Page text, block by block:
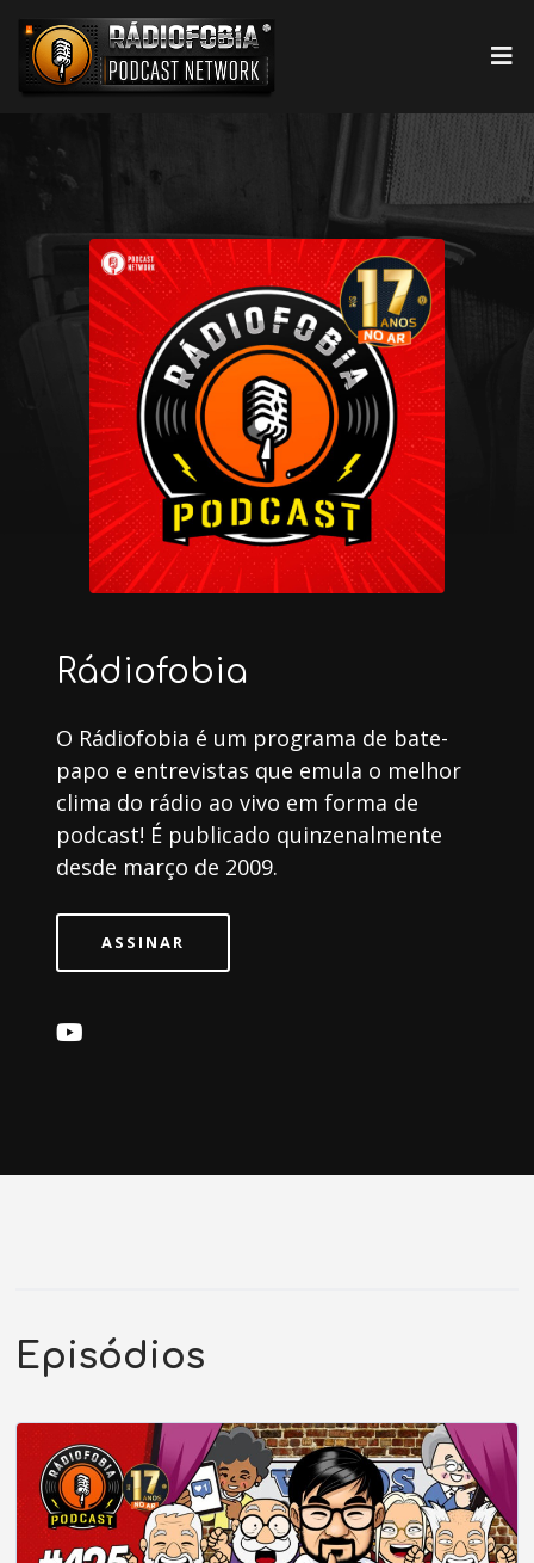
Rádiofobia
O Rádiofobia é um programa de bate-
papo e entrevistas que emula o melhor
clima do rádio ao vivo em forma de
podcast! É publicado quinzenalmente
desde março de 2009.
ASSINAR
Episódios